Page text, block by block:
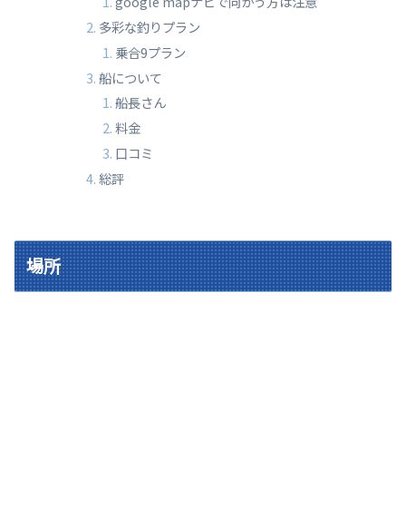
多彩な釣りプラン
乗合9プラン
船について
船長さん
料金
口コミ
総評
場所